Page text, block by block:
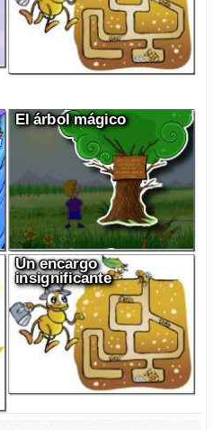
El árbol mágico
Un encargo
insignificante